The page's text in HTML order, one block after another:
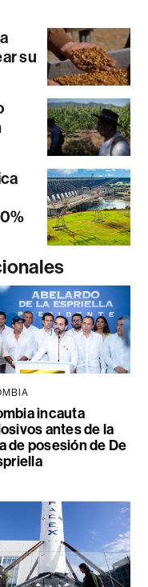
su
incauta
antes de la
de posesión de De